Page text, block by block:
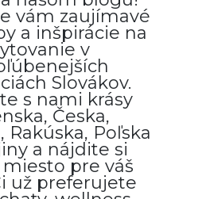
vám zaujímavé
a inšpirácie na
v
Slovákov.
s nami krásy
Česka,
Rakúska, Poľska
a nájdite si
pre váš
už preferujete